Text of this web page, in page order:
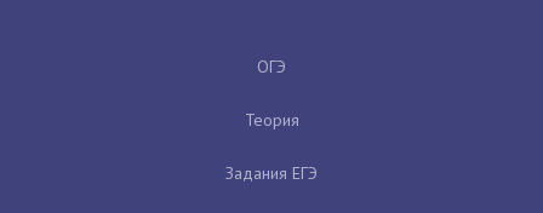
ОГЭ
Теория
Задания ЕГЭ